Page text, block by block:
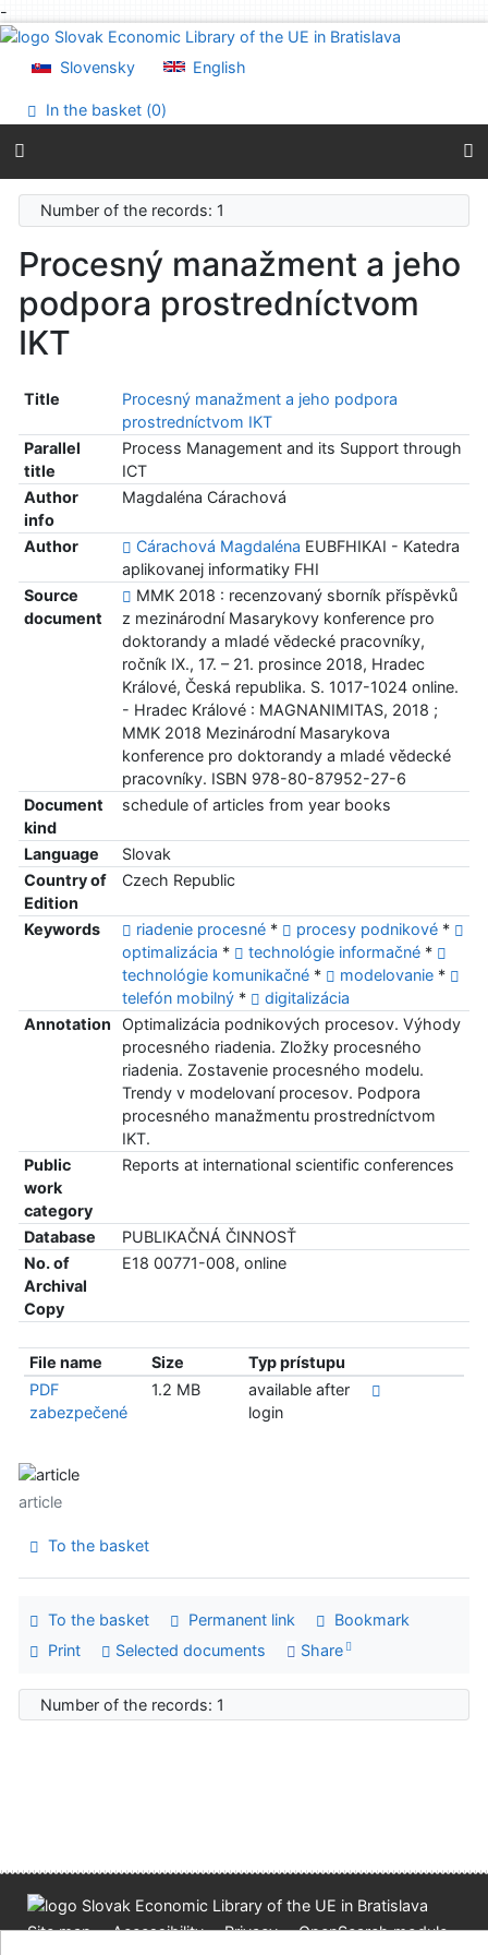
-
Go to content
Accessibility declaration
Slovensky English
In the basket (0)
Number of the records: 1
Procesný manažment a jeho
podpora prostredníctvom
IKT
Title
Procesný manažment a jeho podpora
prostredníctvom IKT
Parallel
title
Process Management and its Support through
ICT
Author
info
Magdaléna Cárachová
Author Cárachová Magdaléna EUBFHIKAI - Katedra
aplikovanej informatiky FHI
Source
document
MMK 2018 : recenzovaný sborník příspěvků
z mezinárodní Masarykovy konference pro
doktorandy a mladé vědecké pracovníky,
ročník IX., 17. – 21. prosince 2018, Hradec
Králové, Česká republika. S. 1017-1024 online.
- Hradec Králové : MAGNANIMITAS, 2018 ;
MMK 2018 Mezinárodní Masarykova
konference pro doktorandy a mladé vědecké
pracovníky. ISBN 978-80-87952-27-6
Document
kind
schedule of articles from year books
Language
Slovak
Country of
Edition
Czech Republic
Keywords riadenie procesné * procesy podnikové *
optimalizácia * technológie informačné *
technológie komunikačné * modelovanie *
telefón mobilný *
digitalizácia
Annotation
Optimalizácia podnikových procesov. Výhody
procesného riadenia. Zložky procesného
riadenia. Zostavenie procesného modelu.
Trendy v modelovaní procesov. Podpora
procesného manažmentu prostredníctvom
IKT.
Public
work
category
Reports at international scientific conferences
Database
PUBLIKAČNÁ ČINNOSŤ
No. of
Archival
Copy
E18 00771-008, online
File name Size
Typ prístupu
PDF
zabezpečené
1.2 MB
available after
login
article
To the basket
To the basket Permanent link
Bookmark
Print
Selected documents Share
Number of the records: 1
Site map Accessibility Privacy
OpenSearch module